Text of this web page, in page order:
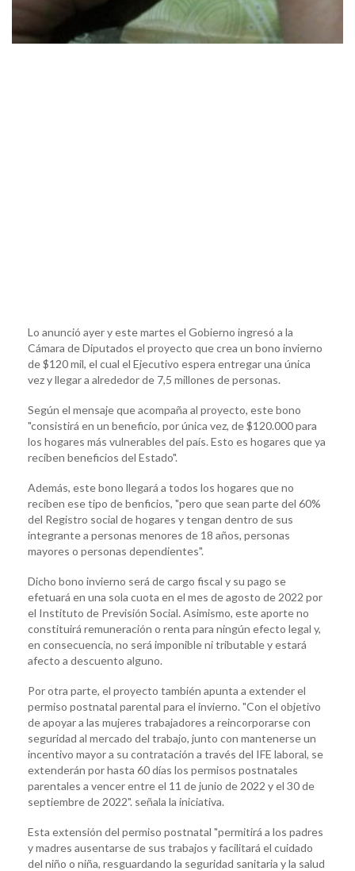
Lo anunció ayer y este martes el Gobierno ingresó a la
Cámara de Diputados el proyecto que crea un bono invierno
de $120 mil, el cual el Ejecutivo espera entregar una única
vez y llegar a alrededor de 7,5 millones de personas.
Según el mensaje que acompaña al proyecto, este bono
"consistirá en un beneficio, por única vez, de $120.000 para
los hogares más vulnerables del país. Esto es hogares que ya
reciben beneficios del Estado".
Además, este bono llegará a todos los hogares que no
reciben ese tipo de benficios, "pero que sean parte del 60%
del Registro social de hogares y tengan dentro de sus
integrante a personas menores de 18 años, personas
mayores o personas dependientes".
Dicho bono invierno será de cargo fiscal y su pago se
efetuará en una sola cuota en el mes de agosto de 2022 por
el Instituto de Previsión Social. Asimismo, este aporte no
constituirá remuneración o renta para ningún efecto legal y,
en consecuencia, no será imponible ni tributable y estará
afecto a descuento alguno.
Por otra parte, el proyecto también apunta a extender el
permiso postnatal parental para el invierno. "Con el objetivo
de apoyar a las mujeres trabajadores a reincorporarse con
seguridad al mercado del trabajo, junto con mantenerse un
incentivo mayor a su contratación a través del IFE laboral, se
extenderán por hasta 60 días los permisos postnatales
parentales a vencer entre el 11 de junio de 2022 y el 30 de
septiembre de 2022". señala la iniciativa.
Esta extensión del permiso postnatal "permitirá a los padres
y madres ausentarse de sus trabajos y facilitará el cuidado
del niño o niña, resguardando la seguridad sanitaria y la salud